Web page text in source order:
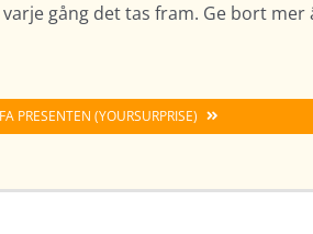
gång det tas fram. Ge bort
PRESENTEN (YOURSURPRISE)